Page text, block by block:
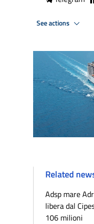
See actions
Related
Adsp mare
libera dal
106 milioni